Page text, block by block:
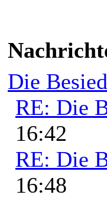
Die
RE: Die
16:42
RE: Die
16:48